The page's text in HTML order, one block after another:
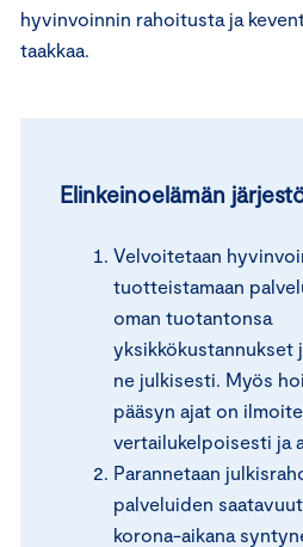
hyvinvoinnin rahoitusta ja
taakkaa.
Elinkeinoelämän
Velvoitetaan
tuotteistamaan
oman tuotantonsa
yksikkökustannukset
ne julkisesti. Myös
pääsyn ajat on
vertailukelpoisesti ja
Parannetaan
palveluiden
korona-aikana